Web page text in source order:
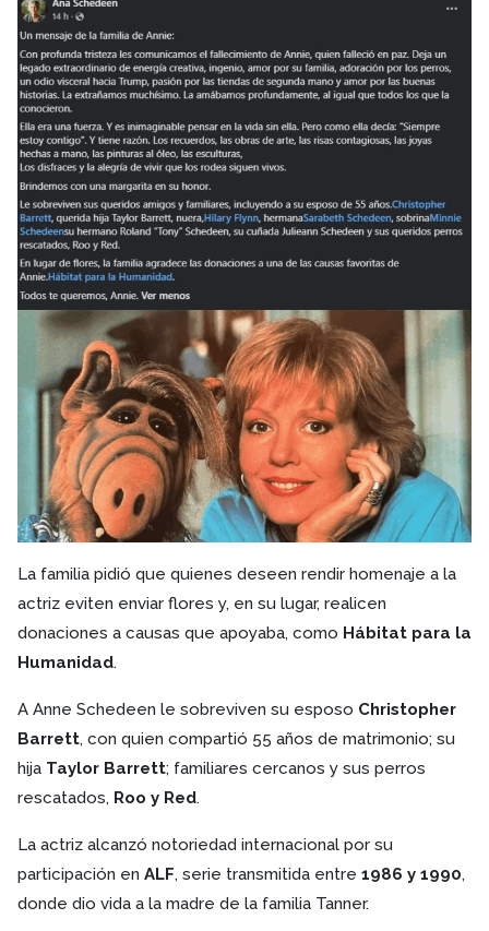
La familia pidió que quienes deseen rendir homenaje a la
actriz eviten enviar flores y, en su lugar, realicen
donaciones a causas que apoyaba, como Hábitat para la
Humanidad.
A Anne Schedeen le sobreviven su esposo Christopher
Barrett, con quien compartió 55 años de matrimonio; su
hija Taylor Barrett; familiares cercanos y sus perros
rescatados, Roo y Red.
La actriz alcanzó notoriedad internacional por su
participación en ALF, serie transmitida entre 1986 y 1990,
donde dio vida a la madre de la familia Tanner.